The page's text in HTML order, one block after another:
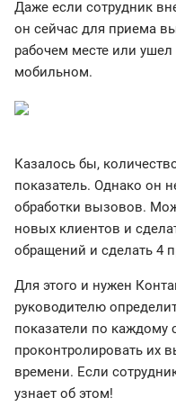
Даже если сотрудник
он сейчас для приема
рабочем месте или
мобильном.
Казалось бы,
показатель. Однако он
обработки вызовов.
новых клиентов и
обращений и сделать 4
Для этого и нужен
руководителю
показатели по каждому
проконтролировать их
времени. Если
узнает об этом!